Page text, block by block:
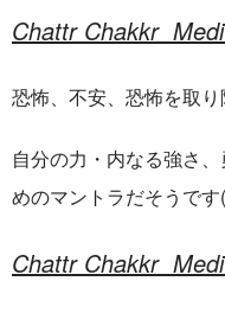
Chattr Chakkr
恐怖、不安、恐怖を取り
自分の力・内なる強さ
めのマントラだそうで
Chattr Chakkr